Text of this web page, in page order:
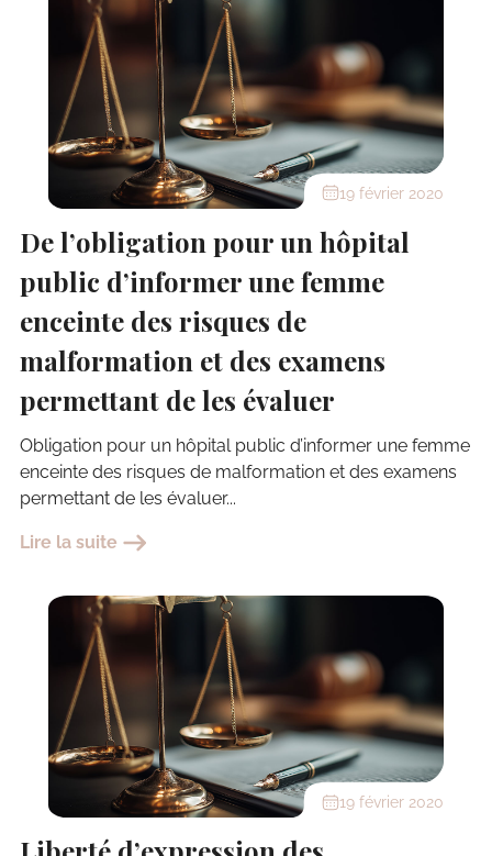
19 février 2020
De l’obligation pour un hôpital
public d’informer une femme
enceinte des risques de
malformation et des examens
permettant de les évaluer
Obligation pour un hôpital public d’informer une femme
enceinte des risques de malformation et des examens
permettant de les évaluer...
Lire la suite
19 février 2020